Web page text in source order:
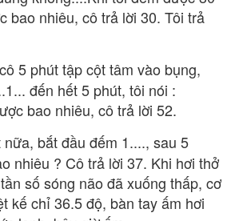
bao nhiêu, cô trả lời 30. Tôi trả
5 phút tập cột tâm vào bụng,
đến hết 5 phút, tôi nói :
bao nhiêu, cô trả lời 52.
bắt đầu đếm 1...., sau 5
nhiêu ? Cô trả lời 37. Khi hơi thở
số sóng não đã xuống thấp, cơ
kế chỉ 36.5 độ, bàn tay ấm hơi